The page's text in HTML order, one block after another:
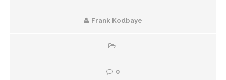
Frank Kodbaye
0